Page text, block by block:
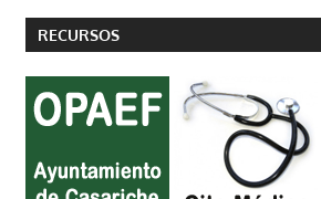
RECURSOS